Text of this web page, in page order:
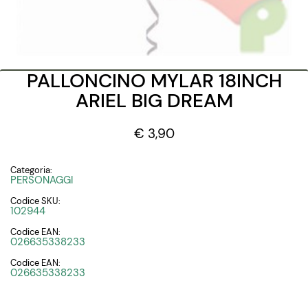
PALLONCINO MYLAR 18INCH
ARIEL BIG DREAM
€ 3,90
Categoria:
PERSONAGGI
Codice SKU:
102944
Codice EAN:
026635338233
Codice EAN:
026635338233